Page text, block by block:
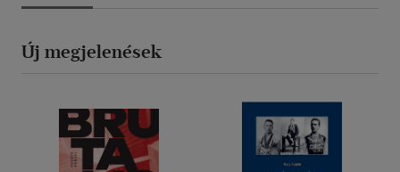
Új megjelenések